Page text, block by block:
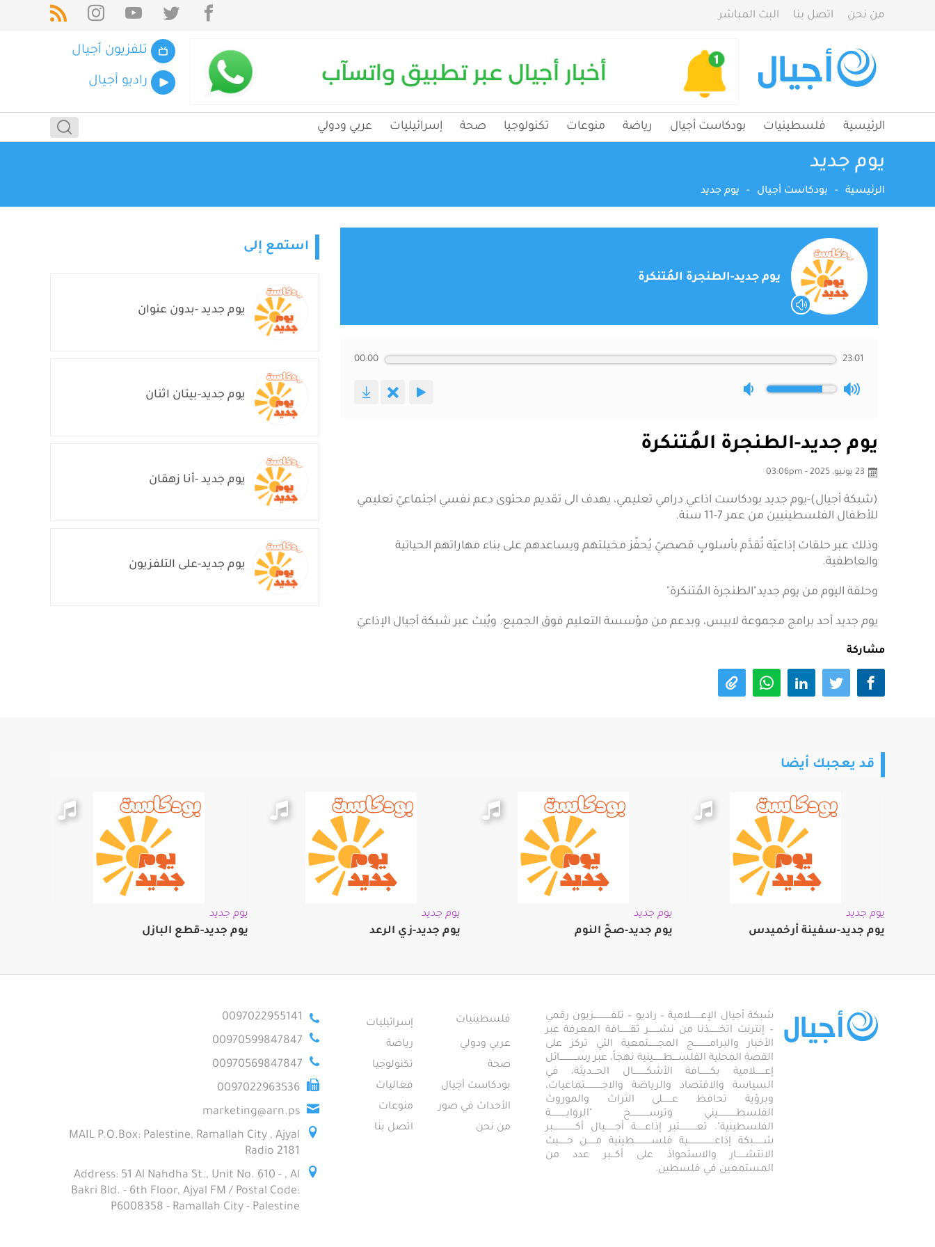
من نحن اتصل بنا البث المباشر
تلفزيون أجيال
راديو أجيال
الرئيسية فلسطينيات بودكاست أجيال رياضة منوعات تكنولوجيا صحة إسرائيليات عربي ودولي
يوم جديد
الرئيسية - بودكاست أجيال - يوم جديد
يوم جديد-الطنجرة المُتنكرة
00:00 23:01
يوم جديد-الطنجرة المُتنكرة
23 يونيو، 2025 - 03:06pm
(شبكة أجيال)-يوم جديد بودكاست اذاعي درامي تعليمي، يهدف الى تقديم محتوى دعم نفسي اجتماعيّ تعليمي
للأطفال الفلسطينيين من عمر 7-11 سنة.
وذلك عبر حلقات إذاعيّة تُقدَّم بأسلوبٍ قصصيّ يُحفّز مخيلتهم ويساعدهم على بناء مهاراتهم الحياتية
والعاطفية.
وحلقة اليوم من يوم جديد"الطنجرة المُتنكرة"
يوم جديد أحد برامج مجموعة لابيس، وبدعم من مؤسسة التعليم فوق الجميع. ويُبث عبر شبكة أجيال الإذاعيّ
مشاركة
استمع إلى
يوم جديد -بدون عنوان
يوم جديد-بيتان اثنان
يوم جديد -أنا زهقان
يوم جديد-على التلفزيون
قد يعجبك أيضا
يوم جديد
يوم جديد-سفينة أرخميدس
يوم جديد
يوم جديد-صحّ النوم
يوم جديد
يوم جديد-زي الرعد
يوم جديد
يوم جديد-قطع البازل
شبكة أجيال الإعـــــــلامية – راديو – تلفــــــــــــزيون رقمي
– إنترنت اتخـــــــذنا من نشـــــــر ثقـــــــافة المعرفة عبر
الأخبار والبرامـــــــــــج المجـــــــتمعية التي تركز على
القصة المحلية الفلســــطـــــــينية نهجاً، عبر رســــــــــــائل
إعــــــلامية بكـــــــافة الأشكـــــــــال الحـــديثة، في
السياسة والاقتصاد والرياضة والاجــــــــــــتماعيات،
وبرؤية تحافظ عـــــــلى التراث والموروث
الفلسطـــــــــــــيني وترســـــــــــــخ "الروايـــــــــــة
الفلسطينية". تعــــــــــــتبر إذاعــــــة أجـــــــيال أكــــــــــــــــبر
شـــــــبكة إذاعـــــــــــــــــــية فلســــــــــــطينية مــــــن حــــــيث
الانتشــــــار والاستحواذ على أكـــبر عدد من
المستمعين في فلسطين.
فلسطينيات
إسرائيليات
عربي ودولي
رياضة
صحة
تكنولوجيا
بودكاست أجيال
فعاليات
الأحداث في صور
منوعات
من نحن
اتصل بنا
0097022955141
00970599847847
00970569847847
0097022963536
marketing@arn.ps
MAIL P.O.Box: Palestine, Ramallah City , Ajyal
Radio 2181
Address: 51 Al Nahdha St., Unit No. 610 - , Al
Bakri Bld. - 6th Floor, Ajyal FM / Postal Code:
P6008358 - Ramallah City - Palestine